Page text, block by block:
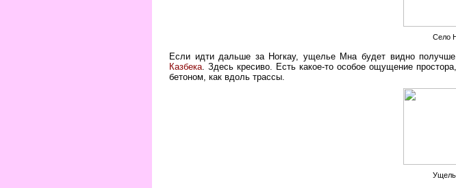
Село
Если идти дальше за Ногкау, ущелье Мна будет видно
Казбека . Здесь кресиво. Есть какое-то особое ощущение
бетоном, как вдоль трассы.